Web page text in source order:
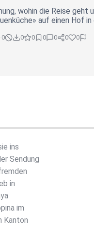
wohin die Reise
auf einen Hof
0 0 0 0 0 0 0
ins
Sendung
in
im
Kanton